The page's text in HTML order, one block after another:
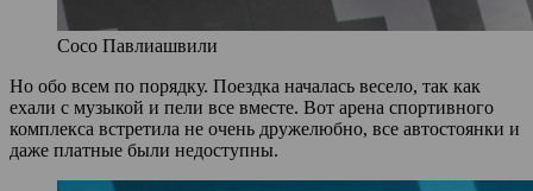
Сосо Павлиашвили
Но обо всем по порядку. Поездка началась весело, так как
ехали с музыкой и пели все вместе. Вот арена спортивного
комплекса встретила не очень дружелюбно, все автостоянки и
даже платные были недоступны.